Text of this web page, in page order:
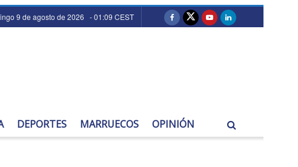
9 de agosto de 2026 - 01:09 CEST
DEPORTES MARRUECOS OPINIÓN